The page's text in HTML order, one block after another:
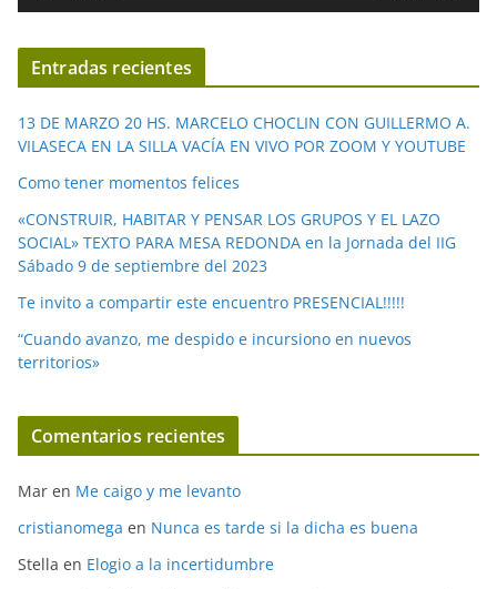
í
d
e
o
Entradas recientes
13 DE MARZO 20 HS. MARCELO CHOCLIN CON GUILLERMO A.
VILASECA EN LA SILLA VACÍA EN VIVO POR ZOOM Y YOUTUBE
Como tener momentos felices
«CONSTRUIR, HABITAR Y PENSAR LOS GRUPOS Y EL LAZO
SOCIAL» TEXTO PARA MESA REDONDA en la Jornada del IIG
Sábado 9 de septiembre del 2023
Te invito a compartir este encuentro PRESENCIAL!!!!!
“Cuando avanzo, me despido e incursiono en nuevos
territorios»
Comentarios recientes
Mar en Me caigo y me levanto
cristianomega en Nunca es tarde si la dicha es buena
Stella en Elogio a la incertidumbre